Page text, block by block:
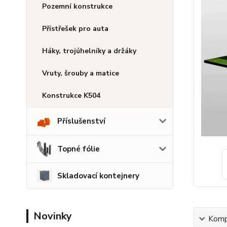
Pozemní konstrukce
Přístřešek pro auta
Háky, trojúhelníky a držáky
Vruty, šrouby a matice
Konstrukce K504
Příslušenství
Topné fólie
Skladovací kontejnery
Novinky